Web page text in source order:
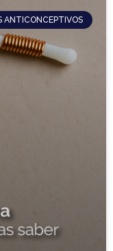
ANTICONCEPTIVOS